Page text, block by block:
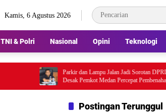
Kamis, 6 Agustus 2026
TNI & Polri Nasional Opini Teknologi
Parkir dan Lampu Jalan Jadi Sorotan DPRD, Fauzi
Desak Pemkot Medan Percepat Pembenahan
Postingan Terunggul